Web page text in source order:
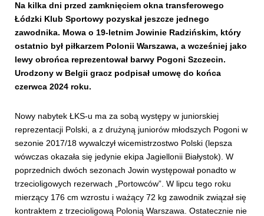
Na kilka dni przed zamknięciem okna transferowego
Łódzki Klub Sportowy pozyskał jeszcze jednego
zawodnika. Mowa o 19-letnim Jowinie Radzińskim, który
ostatnio był piłkarzem Polonii Warszawa, a wcześniej jako
lewy obrońca reprezentował barwy Pogoni Szczecin.
Urodzony w Belgii gracz podpisał umowę do końca
czerwca 2024 roku.
Nowy nabytek ŁKS-u ma za sobą występy w juniorskiej
reprezentacji Polski, a z drużyną juniorów młodszych Pogoni w
sezonie 2017/18 wywalczył wicemistrzostwo Polski (lepsza
wówczas okazała się jedynie ekipa Jagiellonii Białystok). W
poprzednich dwóch sezonach Jowin występował ponadto w
trzecioligowych rezerwach „Portowców”. W lipcu tego roku
mierzący 176 cm wzrostu i ważący 72 kg zawodnik związał się
kontraktem z trzecioligową Polonią Warszawa. Ostatecznie nie